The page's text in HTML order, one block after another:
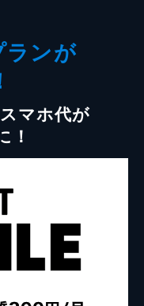
ンが
マホ代が
！